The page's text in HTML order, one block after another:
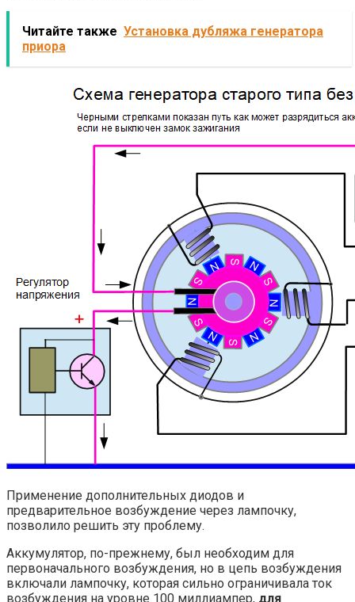
Читайте также Установка дубляжа генератора
приора
Применение дополнительных диодов и
предварительное возбуждение через лампочку,
позволило решить эту проблему.
Аккумулятор, по-прежнему, был необходим для
первоначального возбуждения, но в цепь возбуждения
включали лампочку, которая сильно ограничивала ток
возбуждения на уровне 100 миллиампер, для